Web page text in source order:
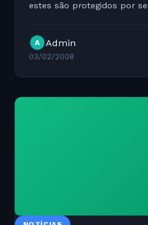
estes são protegidos por
liberar a senha para abrir...
A Admin
03/02/2008